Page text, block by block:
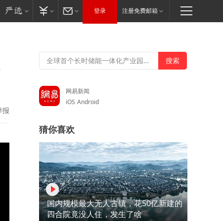
登录 注册免费邮箱
报
网易新闻
iOS Android
猜你喜欢
国内规模最大无人古镇，花50亿新建的
四合院竟没人住，发生了啥